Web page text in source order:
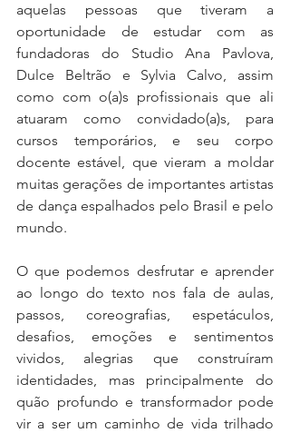
aquelas pessoas que tiveram a
oportunidade de estudar com as
fundadoras do Studio Ana Pavlova,
Dulce Beltrão e Sylvia Calvo, assim
como com o(a)s profissionais que ali
atuaram como convidado(a)s, para
cursos temporários, e seu corpo
docente estável, que vieram a moldar
muitas gerações de importantes artistas
de dança espalhados pelo Brasil e pelo
mundo.
O que podemos desfrutar e aprender
ao longo do texto nos fala de aulas,
passos, coreografias, espetáculos,
desafios, emoções e sentimentos
vividos, alegrias que construíram
identidades, mas principalmente do
quão profundo e transformador pode
vir a ser um caminho de vida trilhado